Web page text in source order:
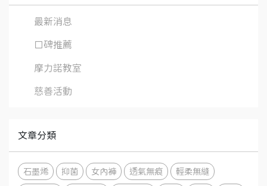
最新消息
口碑推薦
摩力諾教室
慈善活動
文章分類
石墨烯 抑菌 女內褲 透氣無痕 輕柔無縫